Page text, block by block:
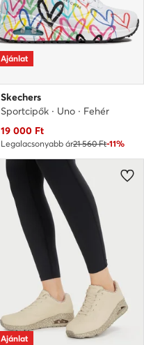
Ajánlat
Skechers
Sportcipők · Uno · Fehér
Aktuális ár
19 000 Ft
Legalacsonyabb ár21 560 Ft-11%
Ajánlat